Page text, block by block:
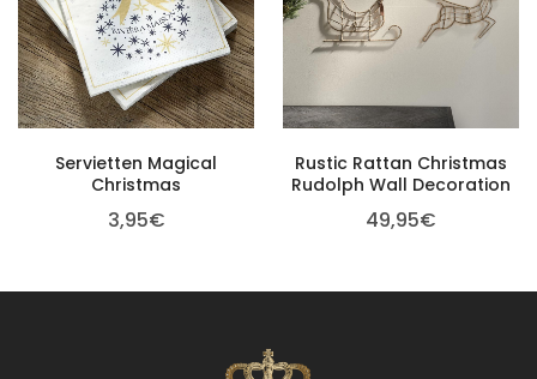
Servietten Magical
Christmas
3,95€
Rustic Rattan Christmas
Rudolph Wall Decoration
49,95€